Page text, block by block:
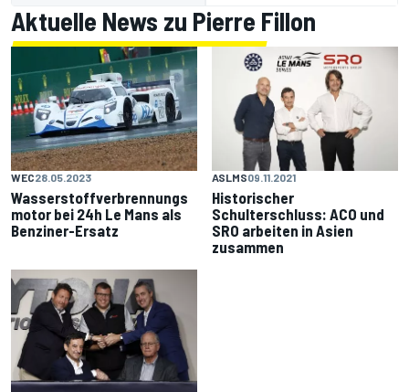
Aktuelle News zu Pierre Fillon
WEC28.05.2023
Wasserstoffverbrennungs
motor bei 24h Le Mans als
Benziner-Ersatz
ASLMS09.11.2021
Historischer
Schulterschluss: ACO und
SRO arbeiten in Asien
zusammen